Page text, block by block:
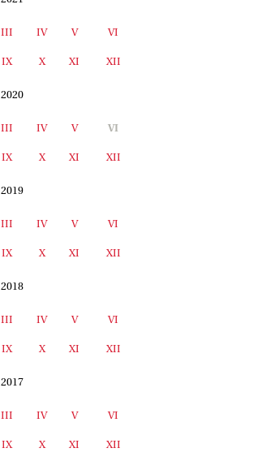
III IV V VI
IX X XI XII
2020
III IV V VI
IX X XI XII
2019
III IV V VI
IX X XI XII
2018
III IV V VI
IX X XI XII
2017
III IV V VI
IX X XI XII